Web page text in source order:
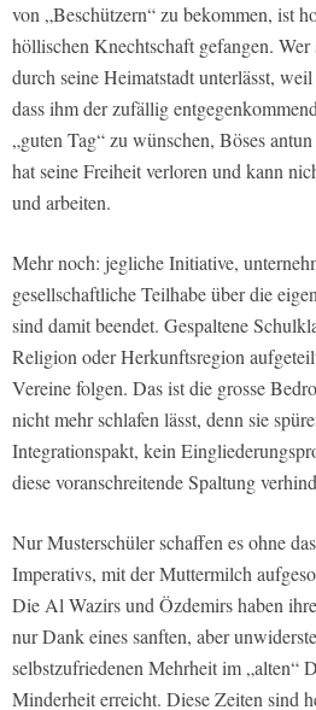
von „Beschützern“ zu bekommen, ist
höllischen Knechtschaft gefangen. Wer
durch seine Heimatstadt unterlässt,
dass ihm der zufällig
„guten Tag“ zu wünschen, Böses
hat seine Freiheit verloren und kann
und arbeiten.
Mehr noch: jegliche Initiative,
gesellschaftliche Teilhabe über die
sind damit beendet. Gespaltene
Religion oder Herkunftsregion
Vereine folgen. Das ist die grosse
nicht mehr schlafen lässt, denn sie
Integrationspakt, kein
diese voranschreitende Spaltung
Nur Musterschüler schaffen es ohne
Imperativs, mit der Muttermilch
Die Al Wazirs und Özdemirs haben
nur Dank eines sanften, aber
selbstzufriedenen Mehrheit im „alten“
Minderheit erreicht. Diese Zeiten sind